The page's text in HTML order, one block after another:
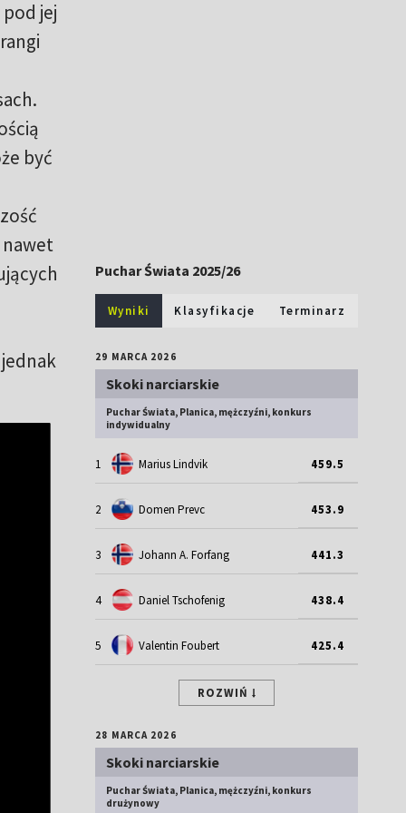
jej
być
nawet
Puchar Świata 2025/26
Wyniki Klasyfikacje Terminarz
29 MARCA 2026
Skoki narciarskie
Puchar Świata, Planica, mężczyźni, konkurs
indywidualny
1 Marius Lindvik 459.5
2 Domen Prevc 453.9
3 Johann A. Forfang 441.3
4 Daniel Tschofenig 438.4
5 Valentin Foubert 425.4
ROZWIŃ
28 MARCA 2026
Skoki narciarskie
Puchar Świata, Planica, mężczyźni, konkurs
drużynowy